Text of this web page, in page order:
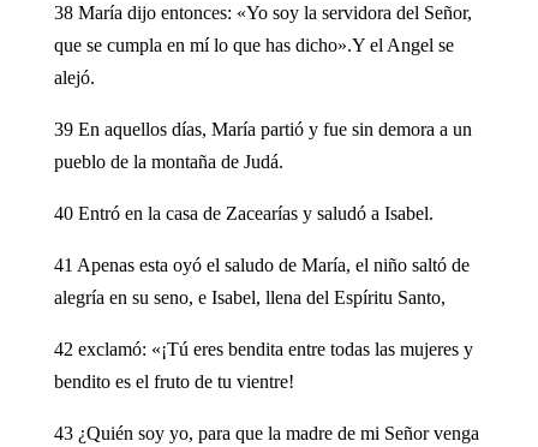
38 María dijo entonces: «Yo soy la servidora del Señor,
que se cumpla en mí lo que has dicho».Y el Angel se
alejó.
39 En aquellos días, María partió y fue sin demora a un
pueblo de la montaña de Judá.
40 Entró en la casa de Zacearías y saludó a Isabel.
41 Apenas esta oyó el saludo de María, el niño saltó de
alegría en su seno, e Isabel, llena del Espíritu Santo,
42 exclamó: «¡Tú eres bendita entre todas las mujeres y
bendito es el fruto de tu vientre!
43 ¿Quién soy yo, para que la madre de mi Señor venga